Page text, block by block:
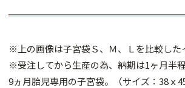
※上の画像は子宮袋Ｓ、Ｍ、Ｌを比較した
※受注してから生産の為、納期は1ヶ月半程
9ヵ月胎児専用の子宮袋。（サイズ：38ｘ45